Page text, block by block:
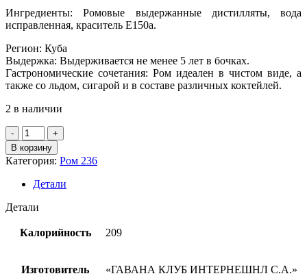
Ингредиенты: Ромовые выдержанные дистилляты, вода
исправленная, краситель Е150а.
Регион: Куба
Выдержка: Выдерживается не менее 5 лет в бочках.
Гастрономические сочетания: Ром идеален в чистом виде, а
также со льдом, сигарой и в составе различных коктейлей.
2 в наличии
Количество
товара
Ром
выд.
"ГАВАНА
КЛУБ
ЭСПЕСИАЛЬ
лет"
КУБА
0,7л
В корзину
Категория: Ром 236
Детали
Детали
Калорийность 209
Изготовитель «ГАВАНА КЛУБ ИНТЕРНЕШНЛ С.А.»